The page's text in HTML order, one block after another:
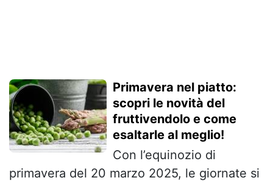
Primavera nel piatto:
scopri le novità del
fruttivendolo e come
esaltarle al meglio!
Con l’equinozio di
primavera del 20 marzo 2025, le giornate si